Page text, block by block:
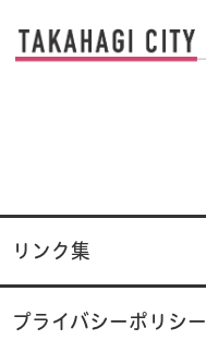
リンク集
プライバシーポリシー